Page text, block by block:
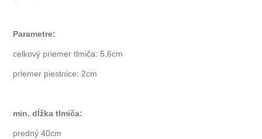
Parametre:
celkový priemer tlmiča: 5,6cm
priemer piestnice: 2cm
min. dĺžka tlmiča:
predný 40cm